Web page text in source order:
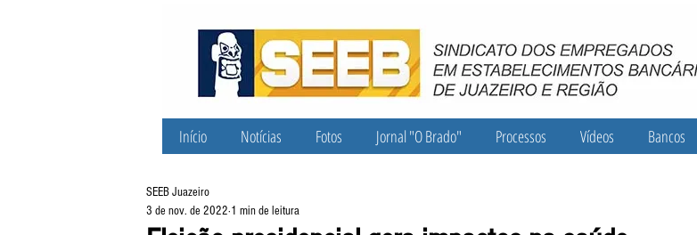
Início Notícias Fotos Jornal "O Brado" Processos Vídeos Bancos
SEEB Juazeiro
3 de nov. de 2022 1 min de leitura